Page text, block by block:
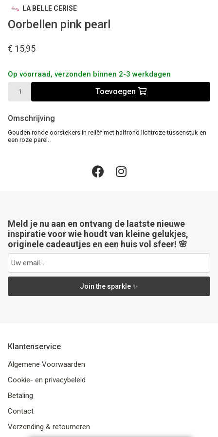
LA BELLE CERISE
Oorbellen pink pearl
€ 15,95
Op voorraad, verzonden binnen 2-3 werkdagen
Toevoegen
Omschrijving
Gouden ronde oorstekers in reliëf met halfrond lichtroze tussenstuk en
een roze parel.
Meld je nu aan en ontvang de laatste nieuwe
inspiratie voor wie houdt van kleine gelukjes,
originele cadeautjes en een huis vol sfeer! 🌸
Join the sparkle ✨
Klantenservice
Algemene Voorwaarden
Cookie- en privacybeleid
Betaling
Contact
Verzending & retourneren